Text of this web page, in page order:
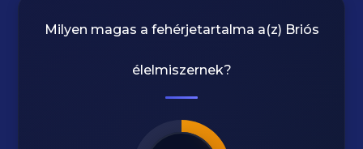
Milyen magas a fehérjetartalma a(z) Briós
élelmiszernek?